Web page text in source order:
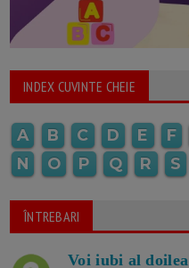
INDEX CUVINTE CHEIE
A B C D E F
N
O P Q R S
ÎNTREBARI
Voi iubi al